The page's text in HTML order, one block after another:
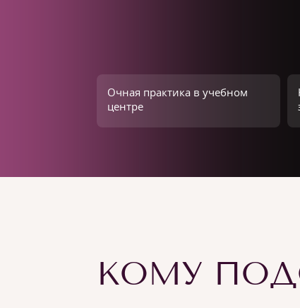
Очная практика в учебном
центре
КОМУ